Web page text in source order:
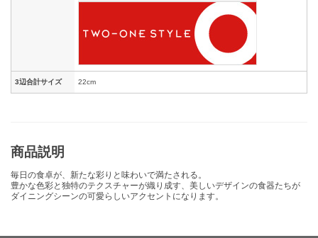
3辺合計サイズ 22cm
商品説明
毎日の食卓が、新たな彩りと味わいで満たされる。
豊かな色彩と独特のテクスチャーが織り成す、美しいデザインの食器たちが
ダイニングシーンの可愛らしいアクセントになります。